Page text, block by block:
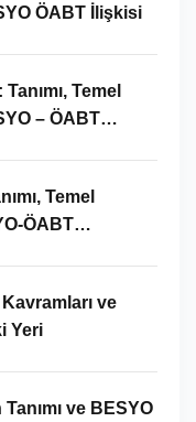
ÖABT İlişkisi
Temel
– ÖABT
Temel
ÖABT
ve
Yeri
ve BESYO